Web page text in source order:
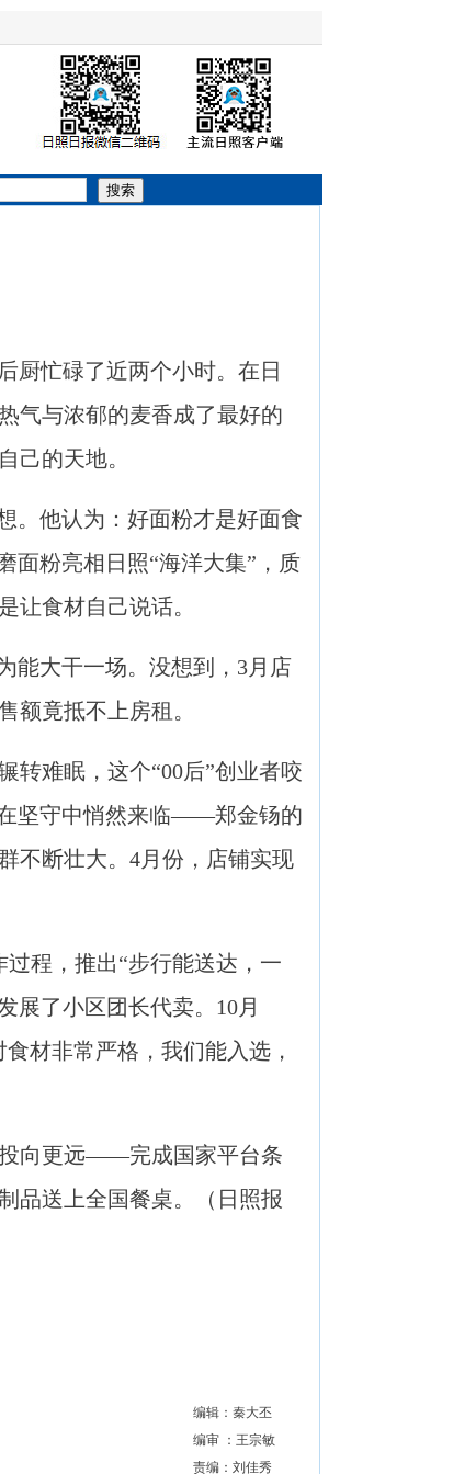
搜索
厨忙碌了近两个小时。在日
气与浓郁的麦香成了最好的
己的天地。
他认为：好面粉才是好面食
面粉亮相日照“海洋大集”，质
食材自己说话。
大干一场。没想到，3月店
额竟抵不上房租。
难眠，这个“00后”创业者咬
在坚守中悄然来临——郑金钖的
不断壮大。4月份，店铺实现
程，推出“步行能送达，一
展了小区团长代卖。10月
材非常严格，我们能入选，
向更远——完成国家平台条
品送上全国餐桌。（ 日照报
编辑：秦大丕
编审 ：王宗敏
责编：刘佳秀